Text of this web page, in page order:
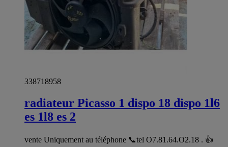
338718958
radiateur Picasso 1 dispo 18 dispo 1l6
es 1l8 es 2
vente Uniquement au téléphone 📞tel O7.81.64.O2.18 . 👍